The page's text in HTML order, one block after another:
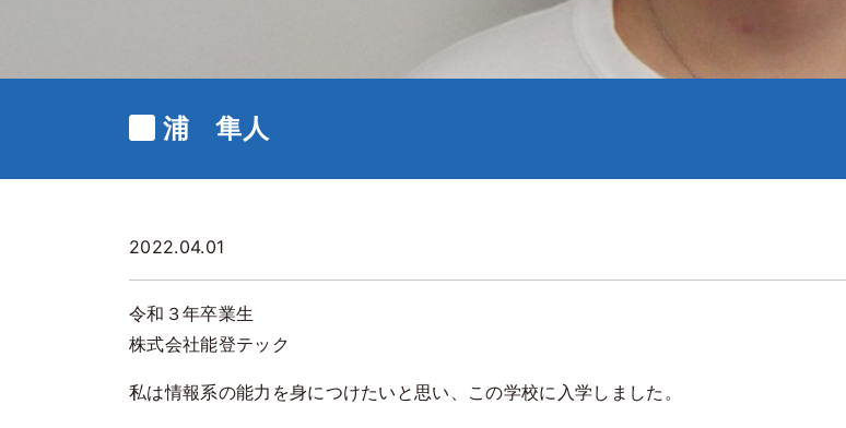
浦 隼人
2022.04.01
令和３年卒業生
株式会社能登テック
私は情報系の能力を身につけたいと思い、この学校に入学しました。